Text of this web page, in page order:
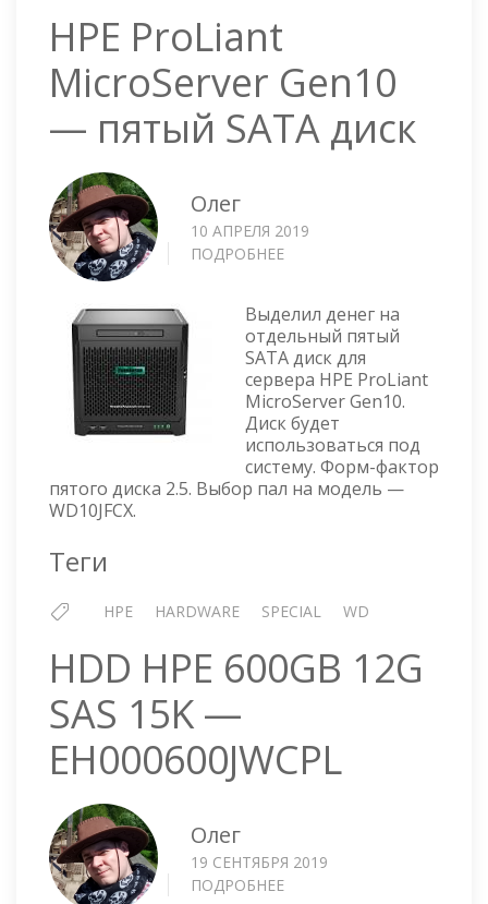
HPE ProLiant
MicroServer Gen10
— пятый SATA диск
Олег
10 АПРЕЛЯ 2019
ПОДРОБНЕЕ
MICROSERVER
GEN10
—
ПЯТЫЙ
SATA
ДИСК
Выделил денег на
отдельный пятый
SATA диск для
сервера HPE ProLiant
MicroServer Gen10.
Диск будет
использоваться под
систему. Форм-фактор
пятого диска 2.5. Выбор пал на модель —
WD10JFCX.
Теги
HPE HARDWARE SPECIAL WD
HDD HPE 600GB 12G
SAS 15K —
EH000600JWCPL
Олег
19 СЕНТЯБРЯ 2019
ПОДРОБНЕЕ